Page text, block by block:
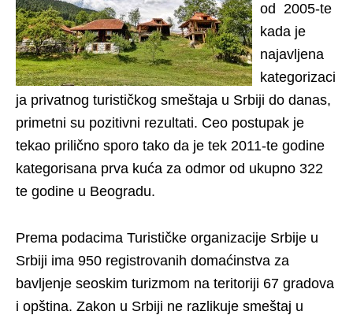
od 2005-te
kada je
najavljena
kategorizaci
ja privatnog turističkog smeštaja u Srbiji do danas,
primetni su pozitivni rezultati. Ceo postupak je
tekao prilično sporo tako da je tek 2011-te godine
kategorisana prva kuća za odmor od ukupno 322
te godine u Beogradu.
Prema podacima Turističke organizacije Srbije u
Srbiji ima 950 registrovanih domaćinstva za
bavljenje seoskim turizmom na teritoriji 67 gradova
i opština. Zakon u Srbiji ne razlikuje smeštaj u